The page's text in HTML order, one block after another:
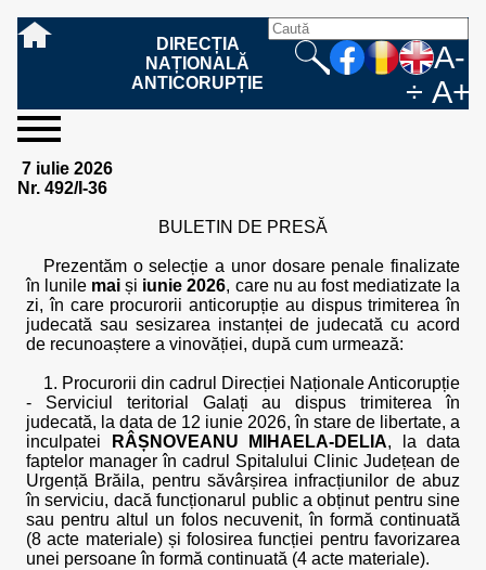
DIRECȚIA
NAȚIONALĂ
ANTICORUPȚIE
A-
÷ A+
sesizați-
ne
Ce
înseamnă
Cum
sesizați
Cum
este
Ce
trebuie
Fazele
procesului
Ce
urmează
de
corupție?
Care sunt
drepturile și
persoanelor
penal?
Cum
sprijiniți
despre
posibile
fapte de
corupție?
despre
noi
Cine
lucrează
Cu ce
se
Sursele
de
Structura
Conducerea
Structuri
teritoriale
Cadrul
legal
Resurse
financiare
Resurse
umane
Integritate
instituțională
rezultatele
noastre
Rapoarte
de
Hotărâri
penale
corupție
mass
media
Biroul de
informare
Comunicate
de presă
Model de
acreditare
Drept
la
Evenimente
informare
publică
Persoana
responsabilă
Model
solicitare
544/2001
Raportul
anual
544/2001
Legea
544/2001
Protecția
datelor
Modalități
de
oferit în
baza Legii
544/2001
cooperare
internațională
Programe
Evenimente
internaționale
Cadrul legal
internațional
7 iulie 2026
Nr. 492/I-36
BULETIN DE PRESĂ
Prezentăm o selecție a unor dosare penale finalizate
în lunile mai și iunie 2026, care nu au fost mediatizate la
zi, în care procurorii anticorupție au dispus trimiterea în
judecată sau sesizarea instanței de judecată cu acord
de recunoaștere a vinovăției, după cum urmează:
1. Procurorii din cadrul Direcției Naționale Anticorupție
- Serviciul teritorial Galați au dispus trimiterea în
judecată, la data de 12 iunie 2026, în stare de libertate, a
inculpatei
RÂȘNOVEANU MIHAELA-DELIA, la data
faptelor manager în cadrul Spitalului Clinic Județean de
Urgență Brăila, pentru săvârșirea infracțiunilor de abuz
în serviciu, dacă funcționarul public a obținut pentru sine
sau pentru altul un folos necuvenit, în formă continuată
(8 acte materiale) și folosirea funcției pentru favorizarea
unei persoane în formă continuată (4 acte materiale).